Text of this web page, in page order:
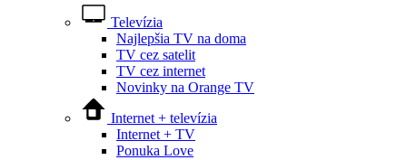
Televízia
Najlepšia TV na doma
TV cez satelit
TV cez internet
Novinky na Orange TV
Internet + televízia
Internet + TV
Ponuka Love